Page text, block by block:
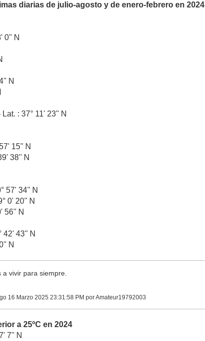
diarias de julio-agosto y de enero-febrero en 2024
0'' N
N
: 37° 11' 23'' N
15'' N
38'' N
57' 34'' N
0' 20'' N
56'' N
42' 43'' N
N
vivir para siempre.
16 Marzo 2025 23:31:58 PM por Amateur19792003
a 25ºC en 2024
7'' N